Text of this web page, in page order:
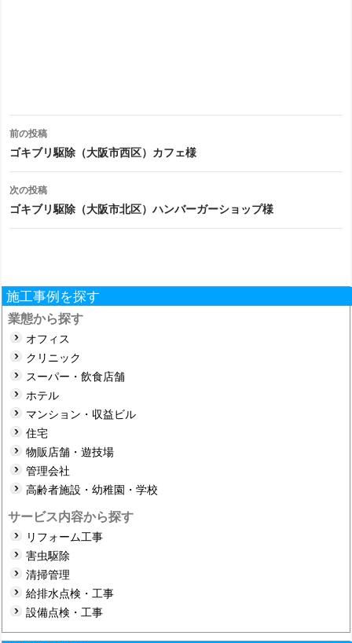
投
稿
ナ
ビ
シ
ョ
ン
前の投稿
ゴキブリ駆除（大阪市西区）カフェ様
次の投稿
ゴキブリ駆除（大阪市北区）ハンバーガーショップ様
施工事例を探す
業態から探す
オフィス
クリニック
スーパー・飲食店舗
ホテル
マンション・収益ビル
住宅
物販店舗・遊技場
管理会社
高齢者施設・幼稚園・学校
サービス内容から探す
リフォーム工事
害虫駆除
清掃管理
給排水点検・工事
設備点検・工事